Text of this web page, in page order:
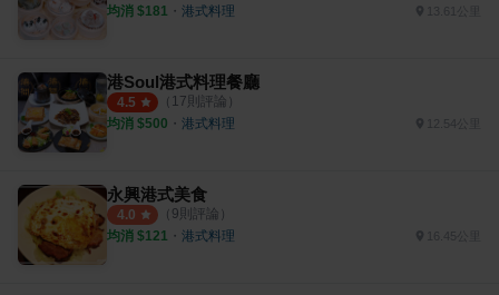
均消 $181 ・ 港式料理
港Soul港式料理餐廳
4.5 （ 17則評論）
均消 $500 ・ 港式料理 12.54公里
永興港式美食
4.0 （ 9則評論）
均消 $121 ・ 港式料理 16.45公里